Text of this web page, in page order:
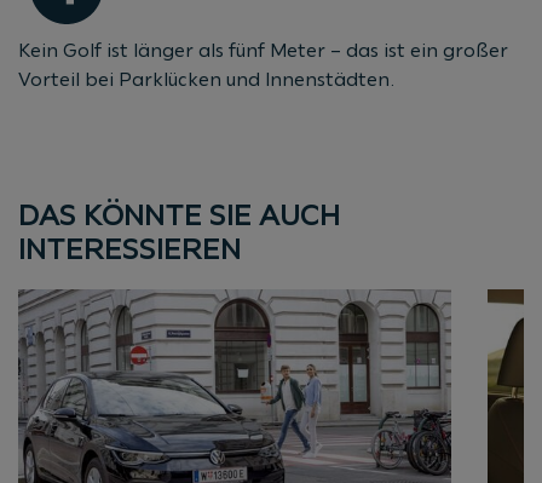
Kein Golf ist länger als fünf Meter – das ist ein großer
Vorteil bei Parklücken und Innenstädten.
DAS KÖNNTE SIE AUCH
INTERESSIEREN